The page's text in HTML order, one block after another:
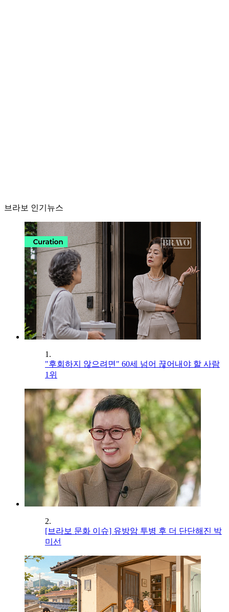
브라보 인기뉴스
1.
"후회하지 않으려면" 60세 넘어 끊어내야 할 사람
1위
2.
[브라보 문화 이슈] 유방암 투병 후 더 단단해진 박
미선